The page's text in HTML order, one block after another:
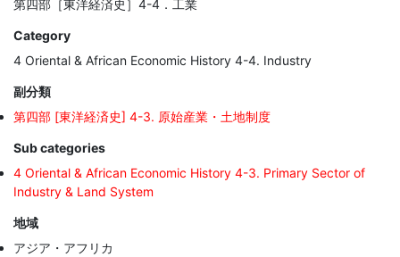
第四部［東洋経済史］4-4．工業
Category
4 Oriental & African Economic History 4-4. Industry
副分類
第四部 [東洋経済史] 4-3. 原始産業・土地制度
Sub categories
4 Oriental & African Economic History 4-3. Primary Sector of
Industry & Land System
地域
アジア・アフリカ